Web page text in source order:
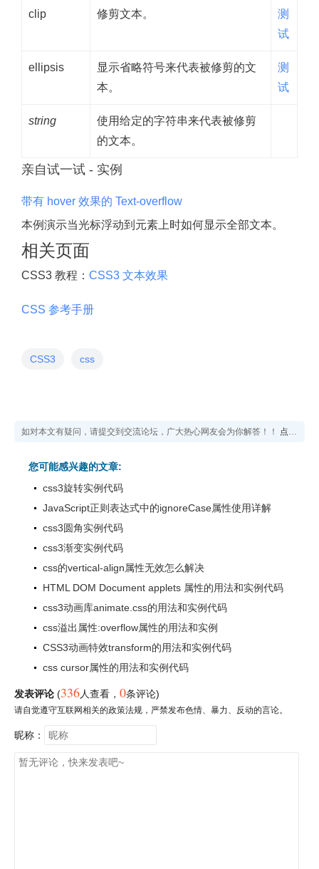
clip 修剪文本。
测
试
ellipsis
显示省略符号来代表被修剪的文
本。
测
试
string
使用给定的字符串来代表被修剪
的文本。
亲自试一试 - 实例
带有 hover 效果的 Text-overflow
本例演示当光标浮动到元素上时如何显示全部文本。
相关页面
CSS3 教程： CSS3 文本效果
CSS 参考手册
CSS3 css
如对本文有疑问，请提交到交流论坛，广大热心网友会为你解答！！ 点击进入论坛
您可能感兴趣的文章:
css3旋转实例代码
JavaScript正则表达式中的ignoreCase属性使用详解
css3圆角实例代码
css3渐变实例代码
css的vertical-align属性无效怎么解决
HTML DOM Document applets 属性的用法和实例代码
css3动画库animate.css的用法和实例代码
css溢出属性:overflow属性的用法和实例
CSS3动画特效transform的用法和实例代码
css cursor属性的用法和实例代码
发表评论 (336人查看 ， 0条评论)
请自觉遵守互联网相关的政策法规，严禁发布色情、暴力、反动的言论。
昵称：